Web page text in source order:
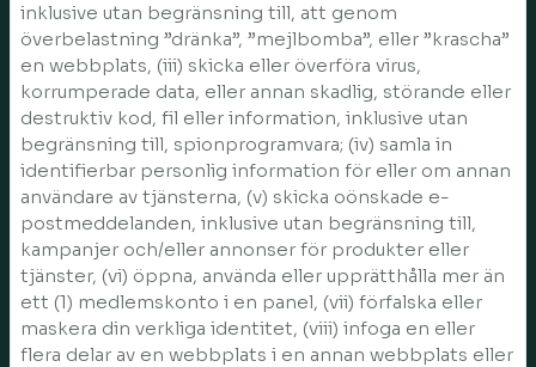
inklusive utan begränsning till, att genom
överbelastning ”dränka”, ”mejlbomba”, eller ”krascha”
en webbplats, (iii) skicka eller överföra virus,
korrumperade data, eller annan skadlig, störande eller
destruktiv kod, fil eller information, inklusive utan
begränsning till, spionprogramvara; (iv) samla in
identifierbar personlig information för eller om annan
användare av tjänsterna, (v) skicka oönskade e-
postmeddelanden, inklusive utan begränsning till,
kampanjer och/eller annonser för produkter eller
tjänster, (vi) öppna, använda eller upprätthålla mer än
ett (1) medlemskonto i en panel, (vii) förfalska eller
maskera din verkliga identitet, (viii) infoga en eller
flera delar av en webbplats i en annan webbplats eller